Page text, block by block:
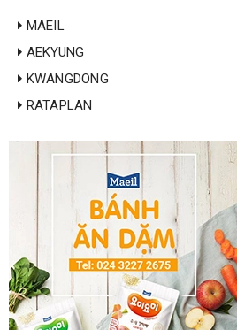
MAEIL
AEKYUNG
KWANGDONG
RATAPLAN